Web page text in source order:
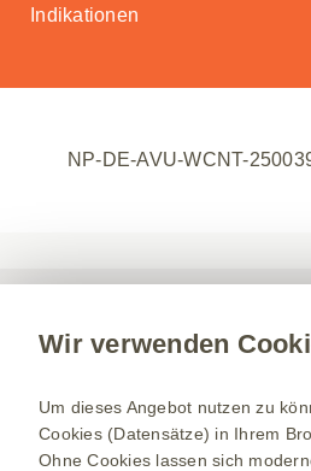
Indikationen
NP-DE-AVU-WCNT-
Sie haben eine
Kontaktieren Sie uns bei Fragen
Services und Veranstaltungen.
Wir verwenden
Um dieses Angebot nutzen zu
Cookies (Datensätze) in Ihrem
Ohne Cookies lassen sich